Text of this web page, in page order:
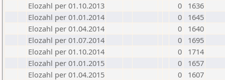
Elozahl per 01.10.2013
0
1636
Elozahl per 01.01.2014
0
1645
Elozahl per 01.04.2014
0
1640
Elozahl per 01.07.2014
0
1695
Elozahl per 01.10.2014
0
1714
Elozahl per 01.01.2015
0
1657
Elozahl per 01.04.2015
0
1607